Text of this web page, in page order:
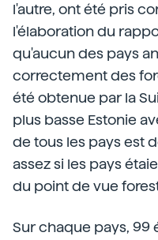
l'autre, ont été pris
l'élaboration du
qu'aucun des pays
correctement des
été obtenue par la
plus basse Estonie
de tous les pays est
assez si les pays
du point de vue
Sur chaque pays, 99